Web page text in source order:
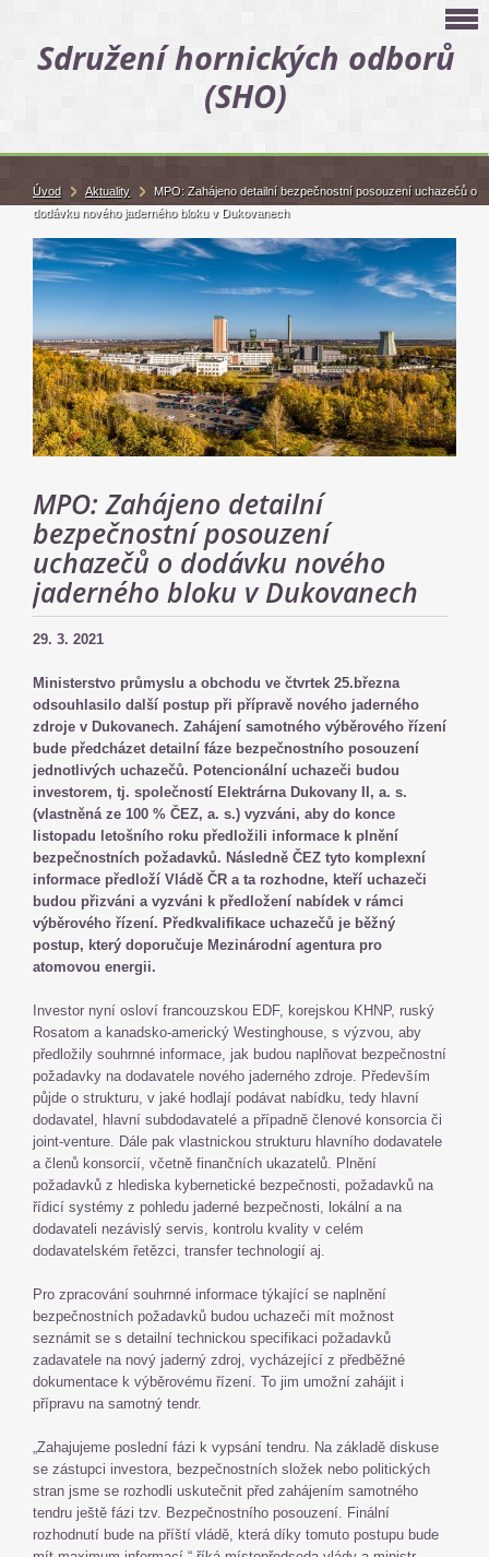
Sdružení hornických odborů
(SHO)
MPO: Zahájeno detailní
bezpečnostní posouzení
uchazečů o dodávku nového
jaderného bloku v Dukovanech
29. 3. 2021
Ministerstvo průmyslu a obchodu ve čtvrtek 25.března
odsouhlasilo další postup při přípravě nového jaderného
zdroje v Dukovanech. Zahájení samotného výběrového řízení
bude předcházet detailní fáze bezpečnostního posouzení
jednotlivých uchazečů. Potencionální uchazeči budou
investorem, tj. společností Elektrárna Dukovany II, a. s.
(vlastněná ze 100 % ČEZ, a. s.) vyzváni, aby do konce
listopadu letošního roku předložili informace k plnění
bezpečnostních požadavků. Následně ČEZ tyto komplexní
informace předloží Vládě ČR a ta rozhodne, kteří uchazeči
budou přizváni a vyzváni k předložení nabídek v rámci
výběrového řízení. Předkvalifikace uchazečů je běžný
postup, který doporučuje Mezinárodní agentura pro
atomovou energii.
Investor nyní osloví francouzskou EDF, korejskou KHNP, ruský
Rosatom a kanadsko-americký Westinghouse, s výzvou, aby
předložily souhrnné informace, jak budou naplňovat bezpečnostní
požadavky na dodavatele nového jaderného zdroje. Především
půjde o strukturu, v jaké hodlají podávat nabídku, tedy hlavní
dodavatel, hlavní subdodavatelé a případně členové konsorcia či
joint-venture. Dále pak vlastnickou strukturu hlavního dodavatele
a členů konsorcií, včetně finančních ukazatelů. Plnění
požadavků z hlediska kybernetické bezpečnosti, požadavků na
řídicí systémy z pohledu jaderné bezpečnosti, lokální a na
dodavateli nezávislý servis, kontrolu kvality v celém
dodavatelském řetězci, transfer technologií aj.
Pro zpracování souhrnné informace týkající se naplnění
bezpečnostních požadavků budou uchazeči mít možnost
seznámit se s detailní technickou specifikaci požadavků
zadavatele na nový jaderný zdroj, vycházející z předběžné
dokumentace k výběrovému řízení. To jim umožní zahájit i
přípravu na samotný tendr.
„Zahajujeme poslední fázi k vypsání tendru. Na základě diskuse
se zástupci investora, bezpečnostních složek nebo politických
stran jsme se rozhodli uskutečnit před zahájením samotného
tendru ještě fázi tzv. Bezpečnostního posouzení. Finální
rozhodnutí bude na příští vládě, která díky tomuto postupu bude
Úvod Aktuality
MPO: Zahájeno detailní bezpečnostní posouzení uchazečů o
dodávku nového jaderného bloku v Dukovanech